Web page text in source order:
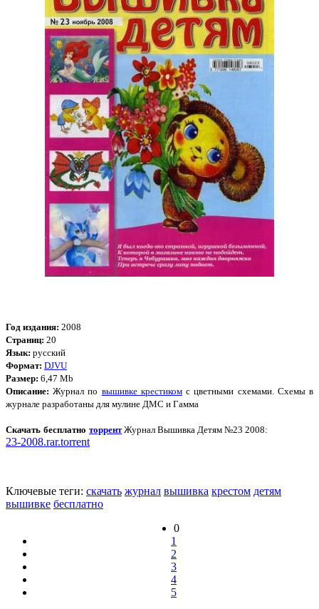
Год издания: 2008
Страниц: 20
Язык: русский
Формат: DJVU
Размер: 6,47 Mb
Описание: Журнал по вышивке крестикомс цветными схемами. Схемы в
журнале разработаны для мулине ДМС и Гамма
Скачать бесплатноторрентЖурнал Вышивка Детям №23 2008:
23-2008.rar.torrent
Ключевые теги: скачать журнал вышивка крестом детям
вышивке бесплатно
0
1
2
3
4
5